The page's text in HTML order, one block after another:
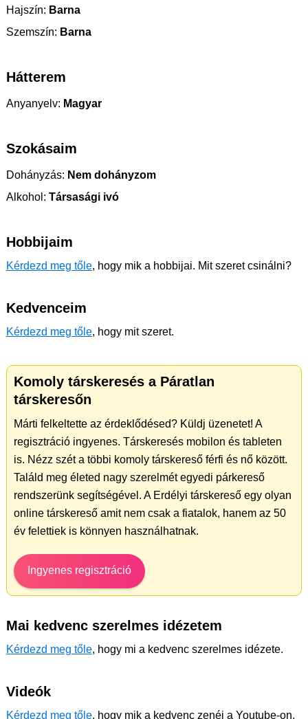
Hajszín: Barna
Szemszín: Barna
Hátterem
Anyanyelv: Magyar
Szokásaim
Dohányzás: Nem dohányzom
Alkohol: Társasági ivó
Hobbijaim
Kérdezd meg tőle, hogy mik a hobbijai. Mit szeret csinálni?
Kedvenceim
Kérdezd meg tőle, hogy mit szeret.
Komoly társkeresés a Páratlan
társkeresőn
Márti felkeltette az érdeklődésed? Küldj üzenetet! A
regisztráció ingyenes. Társkeresés mobilon és tableten
is. Nézz szét a többi komoly társkereső férfi és nő között.
Találd meg életed nagy szerelmét egyedi párkereső
rendszerünk segítségével. A Erdélyi társkereső egy olyan
online társkereső amit nem csak a fiatalok, hanem az 50
év felettiek is könnyen használhatnak.
Ingyenes regisztráció
Mai kedvenc szerelmes idézetem
Kérdezd meg tőle, hogy mi a kedvenc szerelmes idézete.
Videók
Kérdezd meg tőle, hogy mik a kedvenc zenéi a Youtube-on.